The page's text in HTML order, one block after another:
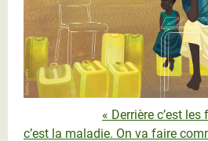
« Derrière c’est
c’est la maladie. On va faire